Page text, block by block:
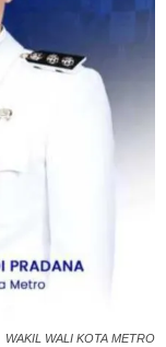
WAKIL WALI KOTA METRO